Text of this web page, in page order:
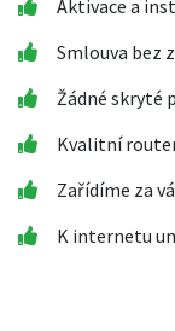
Aktivace a
Smlouva bez
Žádné skryté
Kvalitní
Zařídíme za
K internetu